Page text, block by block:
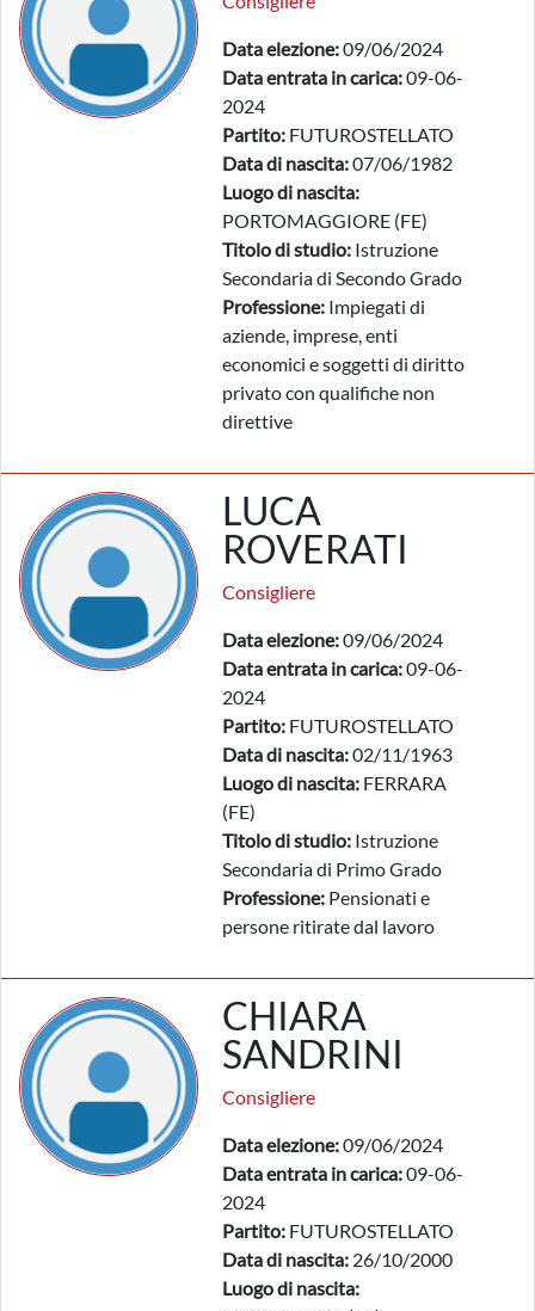
Data elezione:09/06/2024
Data entrata in carica:09-06-
2024
Partito: FUTUROSTELLATO
Data di nascita:07/06/1982
Luogo di nascita:
PORTOMAGGIORE (FE)
Titolo di studio: Istruzione
Secondaria di Secondo Grado
Professione: Impiegati di
aziende, imprese, enti
economici e soggetti di diritto
privato con qualifiche non
direttive
LUCA
ROVERATI
Consigliere
Data elezione:09/06/2024
Data entrata in carica:09-06-
2024
Partito: FUTUROSTELLATO
Data di nascita:02/11/1963
Luogo di nascita: FERRARA
(FE)
Titolo di studio: Istruzione
Secondaria di Primo Grado
Professione: Pensionati e
persone ritirate dal lavoro
CHIARA
SANDRINI
Consigliere
Data elezione:09/06/2024
Data entrata in carica:09-06-
2024
Partito: FUTUROSTELLATO
Data di nascita: 26/10/2000
Luogo di nascita: